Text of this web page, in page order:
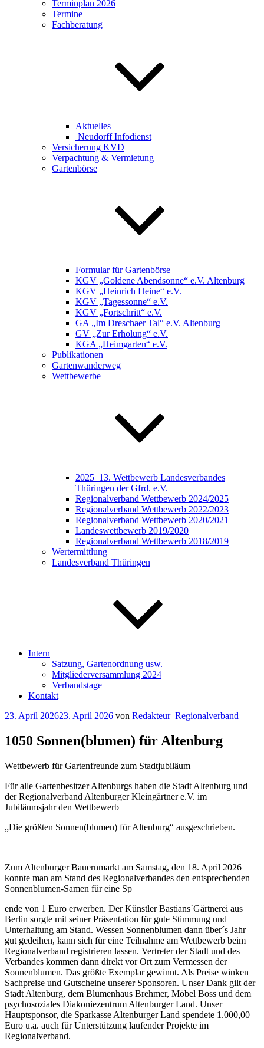
Terminplan 2026
Termine
Fachberatung
Aktuelles
Neudorff Infodienst
Versicherung KVD
Verpachtung & Vermietung
Gartenbörse
Formular für Gartenbörse
KGV „Goldene Abendsonne“ e.V. Altenburg
KGV „Heinrich Heine“ e.V.
KGV „Tagessonne“ e.V.
KGV „Fortschritt“ e.V.
GA „Im Dreschaer Tal“ e.V. Altenburg
GV „Zur Erholung“ e.V.
KGA „Heimgarten“ e.V.
Publikationen
Gartenwanderweg
Wettbewerbe
2025_13. Wettbewerb Landesverbandes
Thüringen der Gfrd. e.V.
Regionalverband Wettbewerb 2024/2025
Regionalverband Wettbewerb 2022/2023
Regionalverband Wettbewerb 2020/2021
Landeswettbewerb 2019/2020
Regionalverband Wettbewerb 2018/2019
Wertermittlung
Landesverband Thüringen
Intern
Satzung, Gartenordnung usw.
Mitgliederversammlung 2024
Verbandstage
Kontakt
Veröffentlicht
23. April 202623. April 2026 von Redakteur_Regionalverband
1050 Sonnen(blumen) für Altenburg
Wettbewerb für Gartenfreunde zum Stadtjubiläum
Für alle Gartenbesitzer Altenburgs haben die Stadt Altenburg und
der Regionalverband Altenburger Kleingärtner e.V. im
Jubiläumsjahr den Wettbewerb
„Die größten Sonnen(blumen) für Altenburg“ ausgeschrieben.
Zum Altenburger Bauernmarkt am Samstag, den 18. April 2026
konnte man am Stand des Regionalverbandes den entsprechenden
Sonnenblumen-Samen für eine Sp
ende von 1 Euro erwerben. Der Künstler Bastians`Gärtnerei aus
Berlin sorgte mit seiner Präsentation für gute Stimmung und
Unterhaltung am Stand. Wessen Sonnenblumen dann über´s Jahr
gut gedeihen, kann sich für eine Teilnahme am Wettbewerb beim
Regionalverband registrieren lassen. Vertreter der Stadt und des
Verbandes kommen dann direkt vor Ort zum Vermessen der
Sonnenblumen. Das größte Exemplar gewinnt. Als Preise winken
Sachpreise und Gutscheine unserer Sponsoren. Unser Dank gilt der
Stadt Altenburg, dem Blumenhaus Brehmer, Möbel Boss und dem
psychosoziales Diakoniezentrum Altenburger Land. Unser
Hauptsponsor, die Sparkasse Altenburger Land spendete 1.000,00
Euro u.a. auch für Unterstützung laufender Projekte im
Regionalverband.